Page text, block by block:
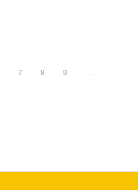
7 8 9 …